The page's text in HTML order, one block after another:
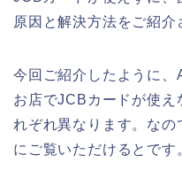
原因と解決方法をご紹介
今回ご紹介したように
お店でJCBカードが使え
れぞれ異なります。な
にご覧いただけるとです